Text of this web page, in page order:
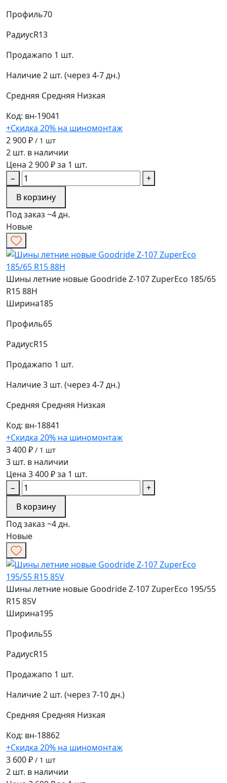
Профиль70
РадиусR13
Продажапо 1 шт.
Наличие2 шт. (через 4-7 дн.)
Средняя Средняя Низкая
Код: вн-19041
+Скидка 20% на шиномонтаж
2 900 ₽ / 1 шт
2 шт. в наличии
Цена 2 900 ₽ за 1 шт.
−
+
В корзину
Под заказ ~4 дн.
Новые
Шины летние новые Goodride Z-107 ZuperEco 185/65
R15 88H
Ширина185
Профиль65
РадиусR15
Продажапо 1 шт.
Наличие3 шт. (через 4-7 дн.)
Средняя Средняя Низкая
Код: вн-18841
+Скидка 20% на шиномонтаж
3 400 ₽ / 1 шт
3 шт. в наличии
Цена 3 400 ₽ за 1 шт.
−
+
В корзину
Под заказ ~4 дн.
Новые
Шины летние новые Goodride Z-107 ZuperEco 195/55
R15 85V
Ширина195
Профиль55
РадиусR15
Продажапо 1 шт.
Наличие2 шт. (через 7-10 дн.)
Средняя Средняя Низкая
Код: вн-18862
+Скидка 20% на шиномонтаж
3 600 ₽ / 1 шт
2 шт. в наличии